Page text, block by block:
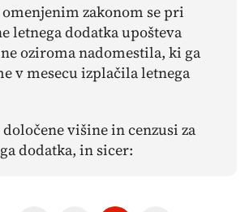
zakonom se pri
letnega dodatka upošteva
oziroma nadomestila, ki ga
v mesecu izplačila letnega
določene višine in cenzusi za
dodatka, in sicer: